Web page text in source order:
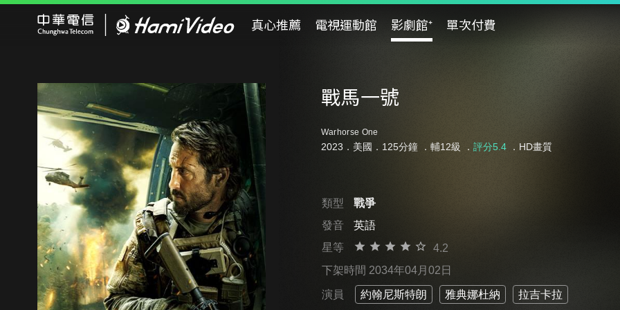
真心推薦 電視運動館 影劇館⁺ 單次付費
戰馬一號
Warhorse One
2023．美國．125分鐘 ． 輔12級 ． 評分5.4．HD畫質
類型
戰爭
發音
英語
星等
4.2
下架時間 2034年04月02日
演員 約翰尼斯特朗 雅典娜杜納 拉吉卡拉